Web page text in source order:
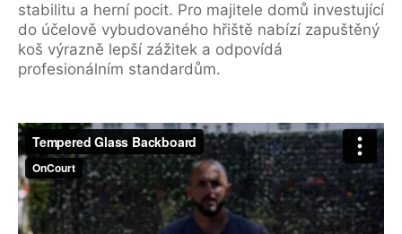
stabilitu a herní pocit. Pro majitele domů investující
do účelově vybudovaného hřiště nabízí zapuštěný
koš výrazně lepší zážitek a odpovídá
profesionálním standardům.